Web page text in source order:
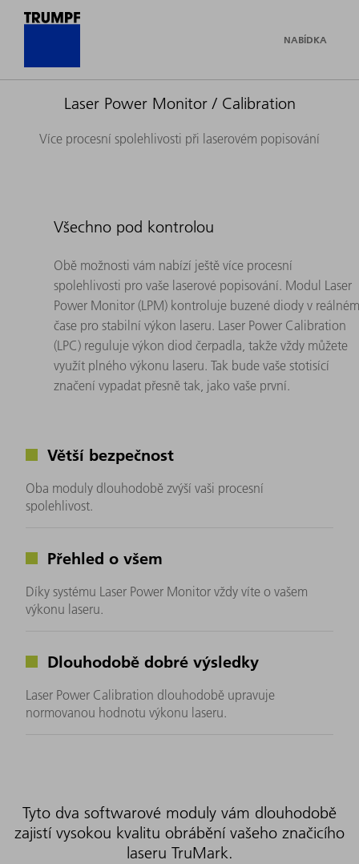
NABÍDKA
Laser Power Monitor / Calibration
Více procesní spolehlivosti při laserovém popisování
Všechno pod kontrolou
Obě možnosti vám nabízí ještě více procesní
spolehlivosti pro vaše laserové popisování. Modul Laser
Power Monitor (LPM) kontroluje buzené diody v reálném
čase pro stabilní výkon laseru. Laser Power Calibration
(LPC) reguluje výkon diod čerpadla, takže vždy můžete
využít plného výkonu laseru. Tak bude vaše stotisící
značení vypadat přesně tak, jako vaše první.
Větší bezpečnost
Oba moduly dlouhodobě zvýší vaši procesní
spolehlivost.
Přehled o všem
Díky systému Laser Power Monitor vždy víte o vašem
výkonu laseru.
Dlouhodobě dobré výsledky
Laser Power Calibration dlouhodobě upravuje
normovanou hodnotu výkonu laseru.
Tyto dva softwarové moduly vám dlouhodobě
zajistí vysokou kvalitu obrábění vašeho značicího
laseru TruMark.